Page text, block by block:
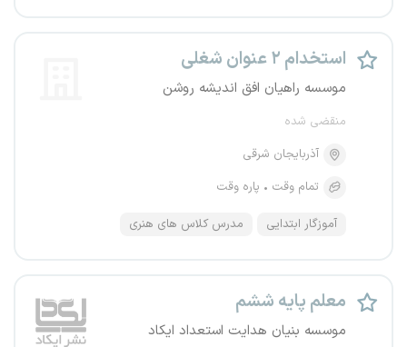
استخدام ۲ عنوان شغلی
موسسه راهیان افق اندیشه روشن
منقضی شده
آذربایجان شرقی
تمام وقت
پاره وقت
آموزگار ابتدایی مدرس کلاس های هنری
معلم پایه ششم
موسسه بنیان هدایت استعداد ایکاد